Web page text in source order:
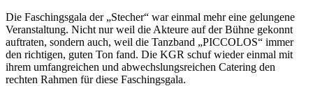
Die Faschingsgala der „Stecher“ war einmal mehr eine gelungene
Veranstaltung. Nicht nur weil die Akteure auf der Bühne gekonnt
auftraten, sondern auch, weil die Tanzband „PICCOLOS“ immer
den richtigen, guten Ton fand. Die KGR schuf wieder einmal mit
ihrem umfangreichen und abwechslungsreichen Catering den
rechten Rahmen für diese Faschingsgala.